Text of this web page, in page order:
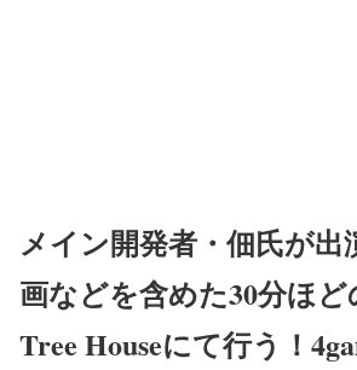
メイン開発者・佃氏が
画などを含めた30分ほど
Tree Houseにて行う！